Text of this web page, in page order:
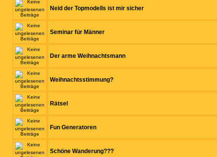
Neid der Topmodells ist mir sicher
Seminar für Männer
Der arme Weihnachtsmann
Weihnachtsstimmung?
Rätsel
Fun Generatoren
Schöne Wanderung???